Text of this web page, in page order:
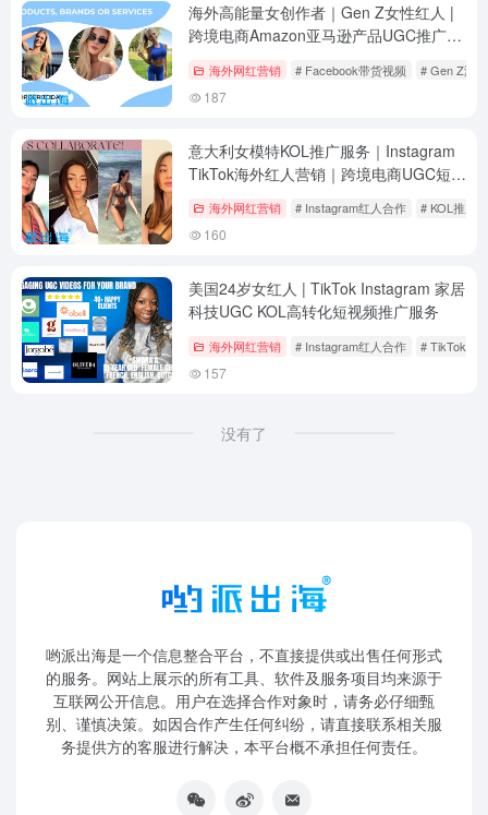
海外高能量女创作者｜Gen Z女性红人 |
跨境电商Amazon亚马逊产品UGC推广视
海外网红营销 # Facebook带货视频 # Gen Z海
187
意大利女模特KOL推广服务｜Instagram
TikTok海外红人营销｜跨境电商UGC短视
海外网红营销 # Instagram红人合作 # KOL推广
160
美国24岁女红人 | TikTok Instagram 家居
科技UGC KOL高转化短视频推广服务
海外网红营销 # Instagram红人合作 # TikTok红
157
没有了
哟派出海是一个信息整合平台，不直接提供或出售任何形式
的服务。网站上展示的所有工具、软件及服务项目均来源于
互联网公开信息。用户在选择合作对象时，请务必仔细甄
别、谨慎决策。如因合作产生任何纠纷，请直接联系相关服
务提供方的客服进行解决，本平台概不承担任何责任。